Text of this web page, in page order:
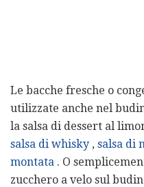
Le bacche fresche o
utilizzate anche nel
la salsa di dessert al
salsa di whisky , salsa di
montata . O
zucchero a velo sul